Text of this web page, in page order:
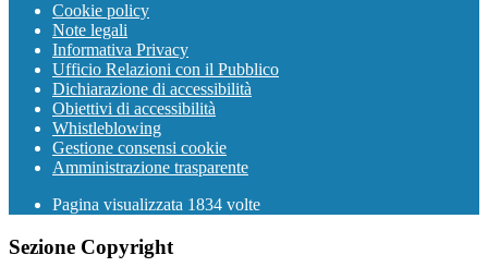
Cookie policy
Note legali
Informativa Privacy
Ufficio Relazioni con il Pubblico
Dichiarazione di accessibilità
Obiettivi di accessibilità
Whistleblowing
Gestione consensi cookie
Amministrazione trasparente
Pagina visualizzata 1834 volte
Sezione Copyright